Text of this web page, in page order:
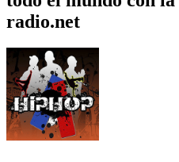
radio.net